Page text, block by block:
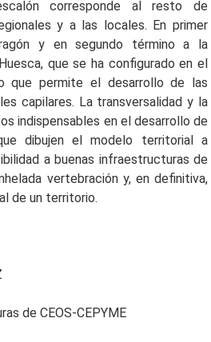
corresponde al resto de
y a las locales. En primer
y en segundo término a la
que se ha configurado en el
que permite el desarrollo de las
capilares. La transversalidad y la
indispensables en el desarrollo de
dibujen el modelo territorial a
a buenas infraestructuras de
vertebración y, en definitiva,
de un territorio.
de CEOS-CEPYME